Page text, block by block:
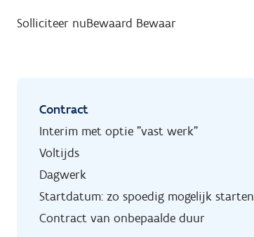
Solliciteer nuBewaard Bewaar
Contract
Interim met optie "vast werk"
Voltijds
Dagwerk
Startdatum: zo spoedig mogelijk starten
Contract van onbepaalde duur